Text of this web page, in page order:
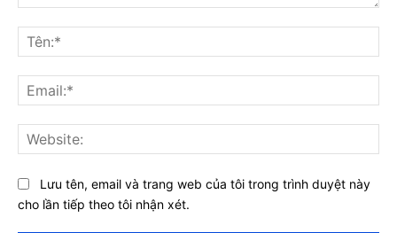
luận:
Lưu tên, email và trang web của tôi trong trình duyệt này
cho lần tiếp theo tôi nhận xét.